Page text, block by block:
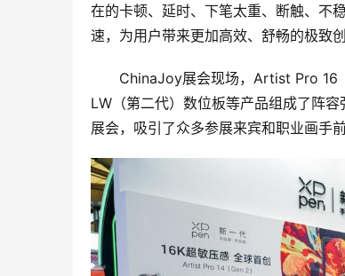
在的卡顿、延时、下笔太重、断触、不
速，为用户带来更加高效、舒畅的极致创
ChinaJoy展会现场，Artist Pro 16
LW（第二代）数位板等产品组成了阵
展会，吸引了众多参展来宾和职业画手